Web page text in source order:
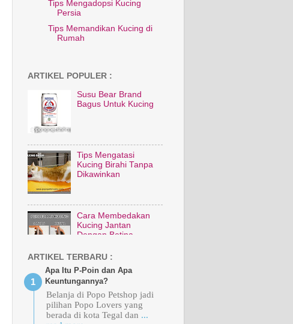
Tips Mengadopsi Kucing
Persia
Tips Memandikan Kucing di
Rumah
ARTIKEL POPULER :
Susu Bear Brand
Bagus Untuk Kucing
Tips Mengatasi
Kucing Birahi Tanpa
Dikawinkan
Cara Membedakan
Kucing Jantan
Dengan Betina
MeO Kitten Ocean
Fish
ARTIKEL TERBARU :
Apa Itu P-Poin dan Apa
Keuntungannya?
Belanja di Popo Petshop jadi
pilihan Popo Lovers yang
berada di kota Tegal dan ...